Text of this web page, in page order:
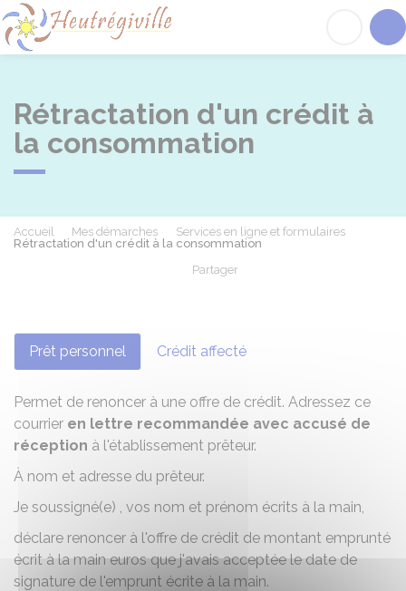
Rétractation d'un crédit à
la consommation
Accueil Mes démarches
Services en ligne et formulaires
Rétractation d'un crédit à la consommation
Partager
Prêt personnel Crédit affecté
Permet de renoncer à une offre de crédit. Adressez ce
courrier en lettre recommandée avec accusé de
réception à l'établissement prêteur.
À nom et adresse du prêteur.
Je soussigné(e) , vos nom et prénom écrits à la main,
déclare renoncer à l'offre de crédit de montant emprunté
écrit à la maineuros que j'avais acceptée ledate de
signature de l'emprunt écrite à la main.